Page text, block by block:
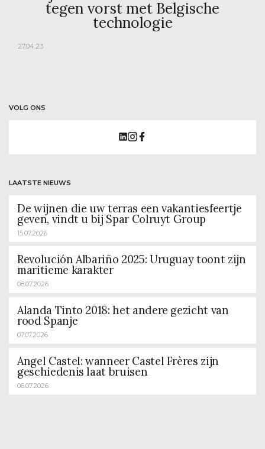
tegen vorst met Belgische
technologie
27.04.23
VOLG ONS
LAATSTE NIEUWS
De wijnen die uw terras een vakantiesfeertje
geven, vindt u bij Spar Colruyt Group
15.07.2026
Revolución Albariño 2025: Uruguay toont zijn
maritieme karakter
08.07.2026
Alanda Tinto 2018: het andere gezicht van
rood Spanje
07.07.2026
Angel Castel: wanneer Castel Frères zijn
geschiedenis laat bruisen
06.07.2026